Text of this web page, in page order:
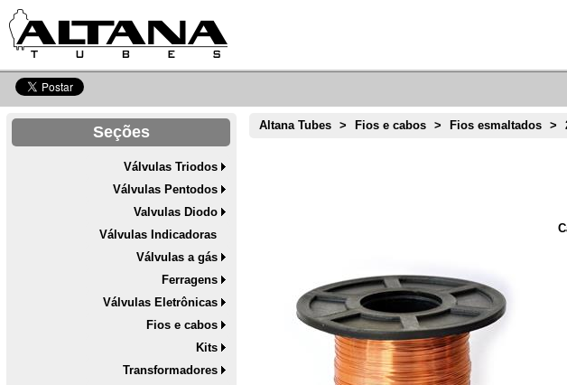
Seções
Válvulas Triodos
Válvulas Pentodos
Valvulas Diodo
Válvulas Indicadoras
Válvulas a gás
Ferragens
Válvulas Eletrônicas
Fios e cabos
Kits
Transformadores
Altana Tubes > Fios e cabos > Fios esmaltados >